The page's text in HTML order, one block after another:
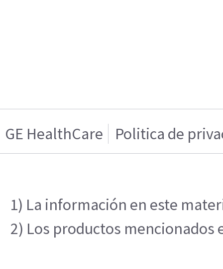
GE HealthCare Politica de
1) La información en este
2) Los productos mencionados